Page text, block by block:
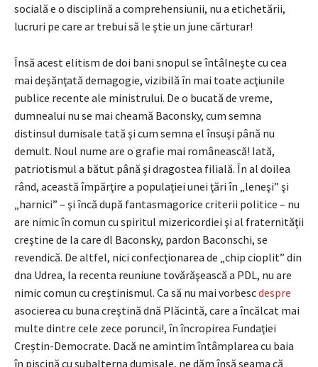
socială e o disciplină a comprehensiunii, nu a etichetării,
lucruri pe care ar trebui să le ştie un june cărturar!
Însă acest elitism de doi bani snopul se întâlneşte cu cea
mai deşănţată demagogie, vizibilă în mai toate acţiunile
publice recente ale ministrului. De o bucată de vreme,
dumnealui nu se mai cheamă Baconsky, cum semna
distinsul dumisale tată şi cum semna el însuşi până nu
demult. Noul nume are o grafie mai românească! Iată,
patriotismul a bătut până şi dragostea filială. În al doilea
rând, această împărţire a populaţiei unei ţări în „leneşi” şi
„harnici” – şi încă după fantasmagorice criterii politice – nu
are nimic în comun cu spiritul mizericordiei şi al fraternităţii
creştine de la care dl Baconsky, pardon Baconschi, se
revendică. De altfel, nici confecţionarea de „chip cioplit” din
dna Udrea, la recenta reuniune tovărăşească a PDL, nu are
nimic comun cu creştinismul. Ca să nu mai vorbescdespre
asocierea cu buna creştină dnă Plăcintă, care a încălcat mai
multe dintre cele zece porunci!, în încropirea Fundaţiei
Creştin-Democrate. Dacă ne amintim întâmplarea cu baia
în piscină cu subalterna dumisale, ne dăm însă seama că